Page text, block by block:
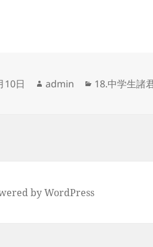
10日
作
admin
カ
18.中学生諸
by WordPress